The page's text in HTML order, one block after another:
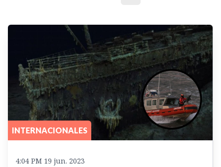
INTERNACIONALES
4:04 PM 19 jun. 2023